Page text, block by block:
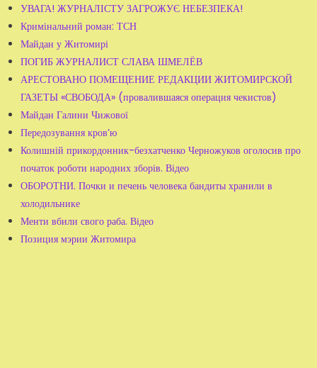
УВАГА! ЖУРНАЛІСТУ ЗАГРОЖУЄ НЕБЕЗПЕКА!
Кримінальний роман: ТСН
Майдан у Житомирі
ПОГИБ ЖУРНАЛИСТ СЛАВА ШМЕЛЁВ
АРЕСТОВАНО ПОМЕЩЕНИЕ РЕДАКЦИИ ЖИТОМИРСКОЙ
ГАЗЕТЫ «СВОБОДА» (провалившаяся операция чекистов)
Майдан Галини Чижової
Передозування кров’ю
Колишній прикордонник-безхатченко Черножуков оголосив про
початок роботи народних зборів. Відео
ОБОРОТНИ. Почки и печень человека бандиты хранили в
холодильнике
Менти вбили свого раба. Відео
Позиция мэрии Житомира